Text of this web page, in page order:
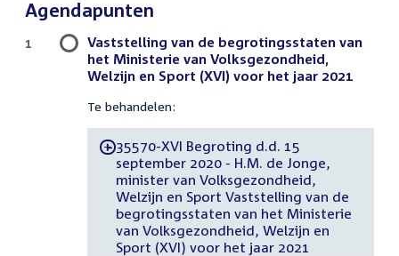
Agendapunten
Vaststelling van de begrotingsstaten van
het Ministerie van Volksgezondheid,
Welzijn en Sport (XVI) voor het jaar 2021
Te behandelen:
-35570-XVI Begroting d.d. 15
september 2020 - H.M. de Jonge,
minister van Volksgezondheid,
Welzijn en Sport Vaststelling van de
begrotingsstaten van het Ministerie
van Volksgezondheid, Welzijn en
Sport (XVI) voor het jaar 2021
1